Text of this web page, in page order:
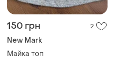
150 грн 2
New Mark
Майка топ